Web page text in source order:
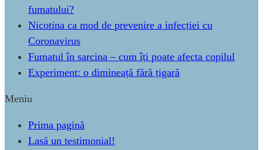
fumatului?
Nicotina ca mod de prevenire a infecției cu
Coronavirus
Fumatul în sarcina – cum îți poate afecta copilul
Experiment: o dimineață fără țigară
Meniu
Prima pagină
Lasă un testimonial!